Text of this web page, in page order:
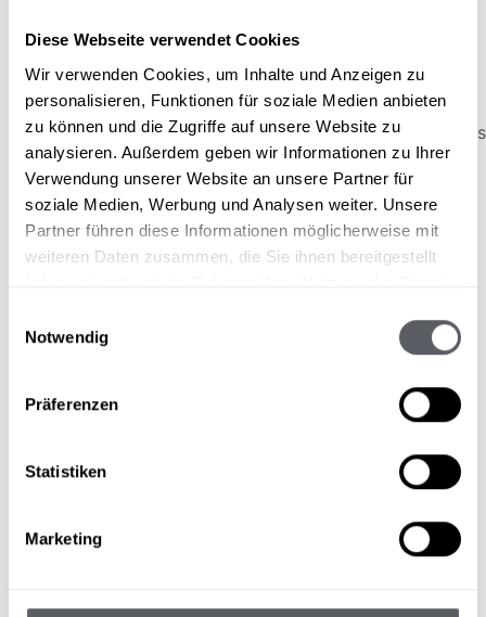
Diese Webseite verwendet Cookies
Wir verwenden Cookies, um Inhalte und Anzeigen zu
personalisieren, Funktionen für soziale Medien anbieten
zu können und die Zugriffe auf unsere Website zu
analysieren. Außerdem geben wir Informationen zu Ihrer
Verwendung unserer Website an unsere Partner für
soziale Medien, Werbung und Analysen weiter. Unsere
Partner führen diese Informationen möglicherweise mit
weiteren Daten zusammen, die Sie ihnen bereitgestellt
Notwendig
Präferenzen
Statistiken
Marketing
Das Hotel Sonnblick ist ein Vier-Sterne-Hotel in